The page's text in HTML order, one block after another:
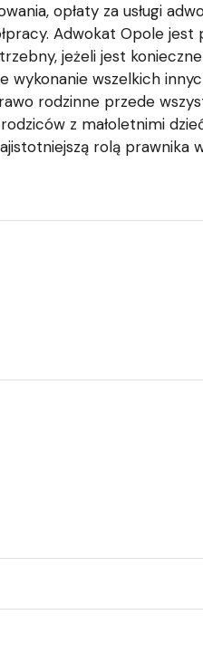
opłaty za usługi
Adwokat Opole
jeżeli jest
wykonanie wszelkich
rodzinne przede
z małoletnimi
rolą prawnika